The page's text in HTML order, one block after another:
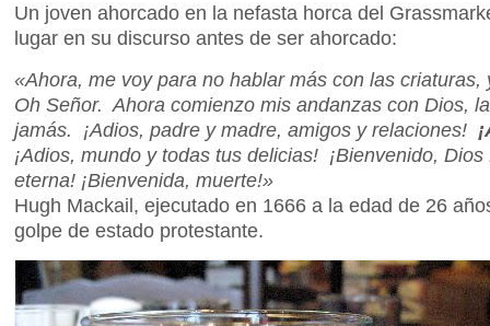
Un joven ahorcado en la nefasta horca del
lugar en su discurso antes de ser ahorcado:
«Ahora, me voy para no hablar más con las
Oh Señor. Ahora comienzo mis andanzas con Dios,
jamás. ¡Adios, padre y madre, amigos y relaciones!
¡Adios, mundo y todas tus delicias! ¡Bienvenido,
eterna! ¡Bienvenida, muerte!»
Hugh Mackail, ejecutado en 1666 a la edad de 26
golpe de estado protestante.